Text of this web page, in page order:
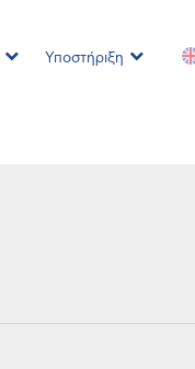
Υποστήριξη